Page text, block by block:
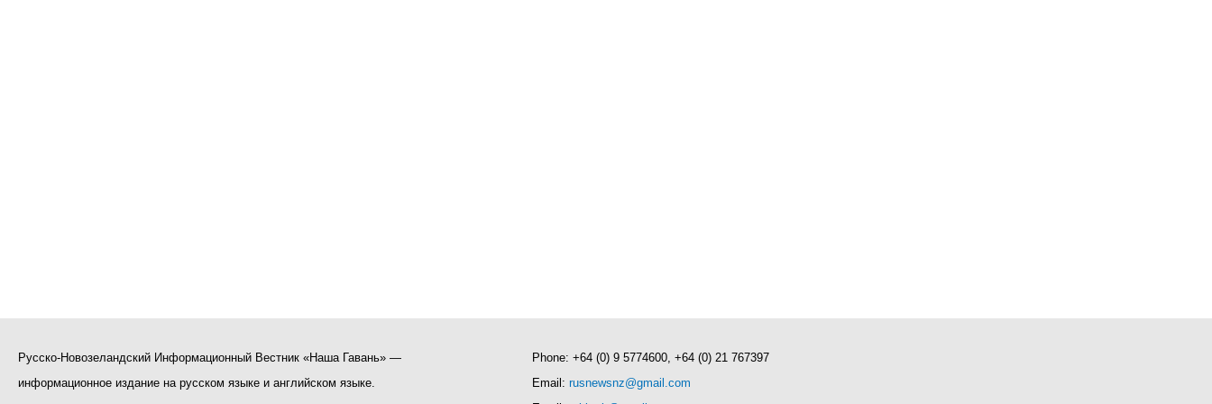
Русско-Новозеландский Информационный Вестник «Наша Гавань» —
информационное издание на русском языке и английском языке.
Phone: +64 (0) 9 5774600, +64 (0) 21 767397
Email: rusnewsnz@gmail.com